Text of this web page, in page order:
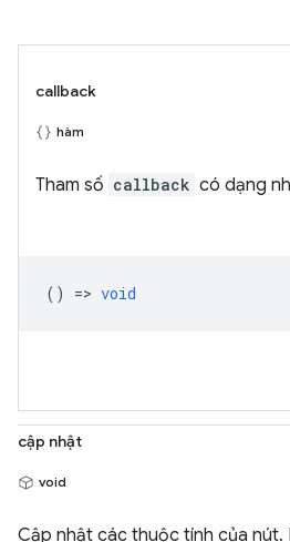
callback
hàm
Tham số callback có dạng
() => void
cập nhật
void
Cập nhật các thuộc tính của nút.